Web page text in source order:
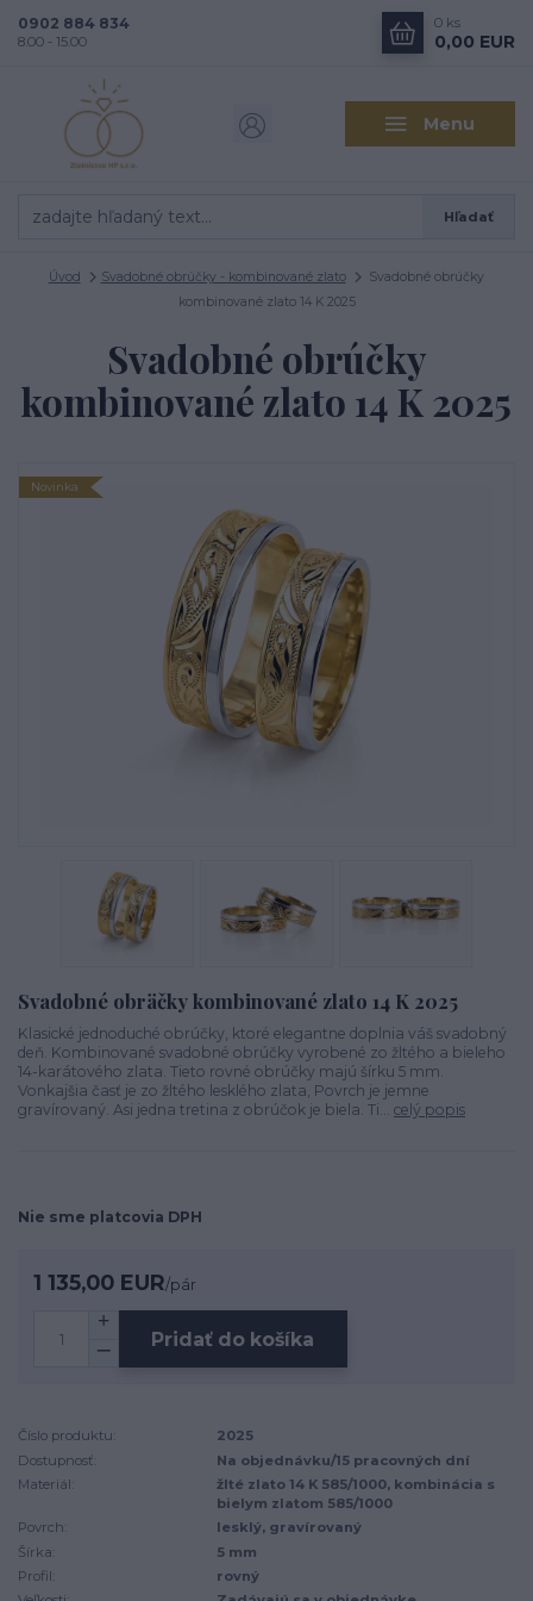
Menu
Hľadať
0902 884 834
8.00 - 15.00
0 ks
0,00 EUR
Úvod Svadobné obrúčky - kombinované zlato
Svadobné obrúčky
kombinované zlato 14 K 2025
Svadobné obrúčky
kombinované zlato 14 K 2025
Novinka
Svadobné obräčky kombinované zlato 14 K 2025
Klasické jednoduché obrúčky, ktoré elegantne doplnia váš svadobný
deň. Kombinované svadobné obrúčky vyrobené zo žltého a bieleho
14-karátového zlata. Tieto rovné obrúčky majú šírku 5 mm.
Vonkajšia časť je zo žltého lesklého zlata, Povrch je jemne
gravírovaný. Asi jedna tretina z obrúčok je biela. Ti... celý popis
Nie sme platcovia DPH
1 135,00 EUR/pár
Pridať do košíka
Číslo produktu:
2025
Dostupnosť:
Na objednávku/15 pracovných dní
Materiál:
žlté zlato 14 K 585/1000, kombinácia s
bielym zlatom 585/1000
Povrch:
lesklý, gravírovaný
Šírka:
5 mm
Profil:
rovný